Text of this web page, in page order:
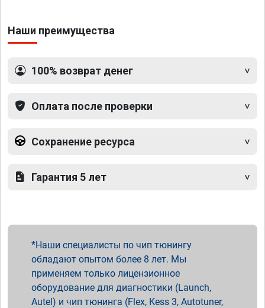
Наши преимущества
100% возврат денег
Оплата после проверки
Сохранение ресурса
Гарантия 5 лет
Наши специалисты по чип тюнингу
обладают опытом более 8 лет. Мы
применяем только лицензионное
оборудование для диагностики (Launch,
Autel) и чип тюнинга (Flex, Kess 3, Autotuner,